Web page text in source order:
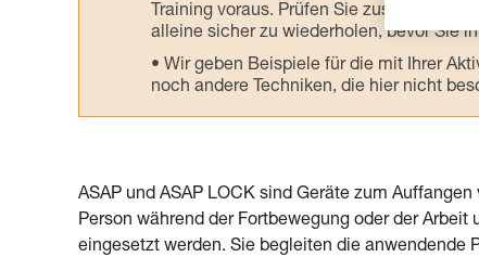
Training voraus. Prüfen Sie zusammen
alleine sicher zu wiederholen, bevor Sie
Wir geben Beispiele für die mit Ihrer
noch andere Techniken, die hier nicht
ASAP und ASAP LOCK sind Geräte zum
Person während der Fortbewegung oder der
eingesetzt werden. Sie begleiten die anwendende